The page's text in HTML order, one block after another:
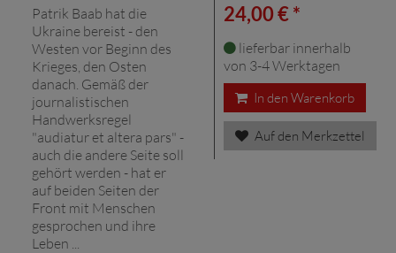
Patrik Baab hat die
Ukraine bereist - den
Westen vor Beginn des
Krieges, den Osten
danach. Gemäß der
journalistischen
Handwerksregel
"audiatur et altera pars" -
auch die andere Seite soll
gehört werden - hat er
auf beiden Seiten der
Front mit Menschen
gesprochen und ihre
Leben ...
24,00 € *
lieferbar innerhalb
von 3-4 Werktagen
In den Warenkorb
Auf den Merkzettel